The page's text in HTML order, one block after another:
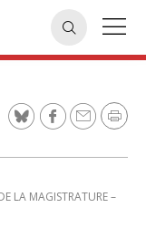
LA MAGISTRATURE –